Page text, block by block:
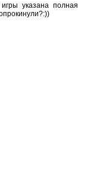
указана полная